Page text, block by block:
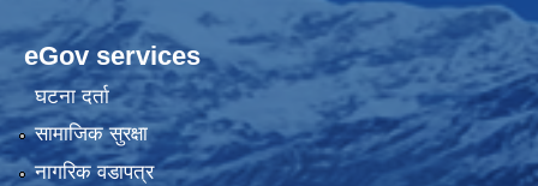
eGov services
घटना दर्ता
सामाजिक सुरक्षा
नागरिक वडापत्र